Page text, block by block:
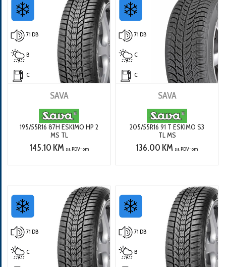
71 DB
B
C
SAVA
195/55R16 87H ESKIMO HP 2
MS TL
145.10 KM sa PDV-om
71 DB
C
C
SAVA
205/55R16 91 T ESKIMO S3
TL MS
136.00 KM sa PDV-om
71 DB
C
71 DB
B